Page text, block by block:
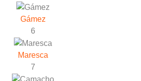
Gámez
6
Maresca
7